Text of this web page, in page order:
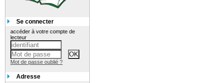
Se connecter
accéder à votre compte de
lecteur
Mot de passe oublié ?
Adresse